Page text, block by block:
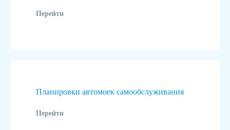
Перейти
Планировки автомоек самообслуживания
Перейти